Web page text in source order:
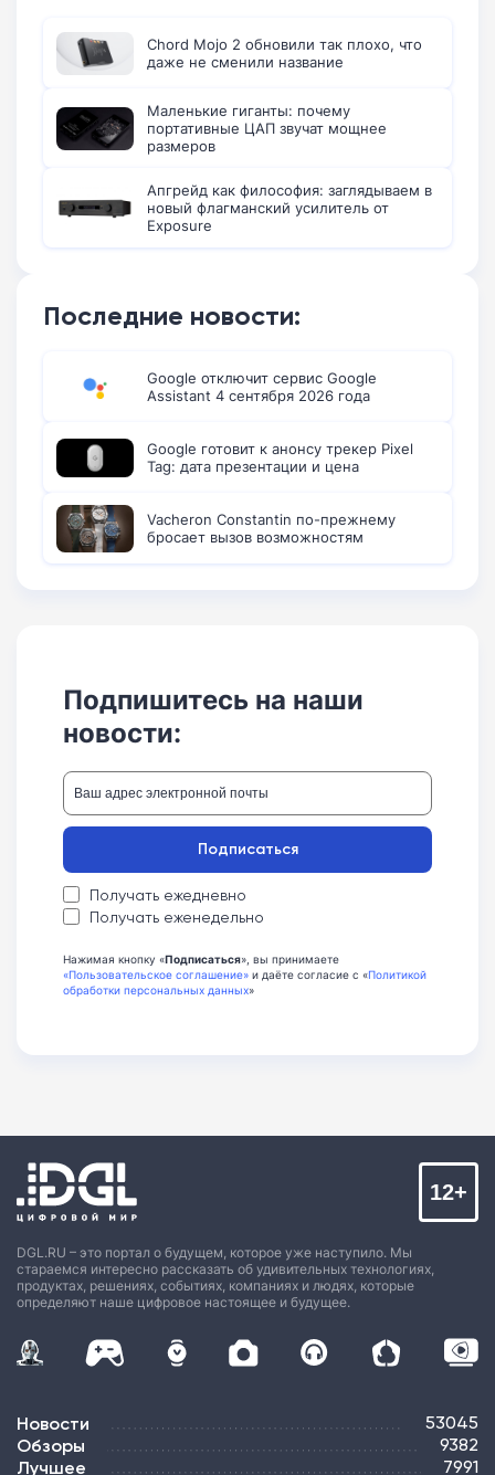
Chord Mojo 2 обновили так плохо, что
даже не сменили название
Маленькие гиганты: почему
портативные ЦАП звучат мощнее
размеров
Апгрейд как философия: заглядываем в
новый флагманский усилитель от
Exposure
Последние новости:
Google отключит сервис Google
Assistant 4 сентября 2026 года
Google готовит к анонсу трекер Pixel
Tag: дата презентации и цена
Vacheron Constantin по-прежнему
бросает вызов возможностям
Подпишитесь на наши
новости:
Получать ежедневно
Получать еженедельно
Подписаться
Нажимая кнопку «Подписаться», вы принимаете
«Пользовательское соглашение» и даёте согласие с «Политикой
обработки персональных данных»
DGL.RU – это портал о будущем, которое уже наступило. Мы
стараемся интересно рассказать об удивительных технологиях,
продуктах, решениях, событиях, компаниях и людях, которые
определяют наше цифровое настоящее и будущее.
12+
Новости 53045
Обзоры 9382
Лучшее 7991